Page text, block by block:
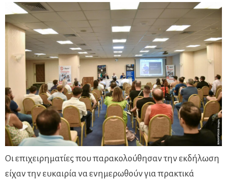
Οι επιχειρηματίες που παρακολούθησαν την εκδήλωση
είχαν την ευκαιρία να ενημερωθούν για πρακτικά